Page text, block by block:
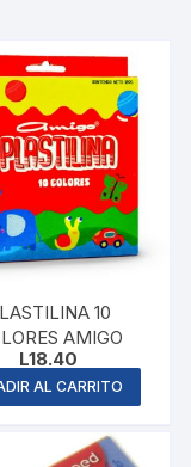
10
AMIGO
L18.40
AL CARRITO